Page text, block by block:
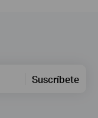
Suscríbete